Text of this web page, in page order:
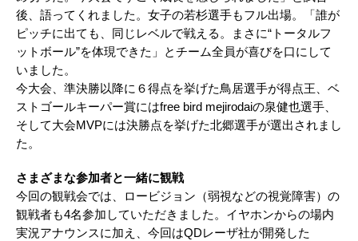
後、語ってくれました。女子の若杉選手もフル出場。「誰が
ピッチに出ても、同じレベルで戦える。まさに“トータルフ
ットボール”を体現できた」とチーム全員が喜びを口にして
いました。
今大会、準決勝以降に６得点を挙げた鳥居選手が得点王、ベ
ストゴールキーパー賞にはfree bird mejirodaiの泉健也選手、
そして大会MVPには決勝点を挙げた北郷選手が選出されまし
た。
さまざまな参加者と一緒に観戦
今回の観戦会では、ロービジョン（弱視などの視覚障害）の
観戦者も4名参加していただきました。イヤホンからの場内
実況アナウンスに加え、今回はQDレーザ社が開発した